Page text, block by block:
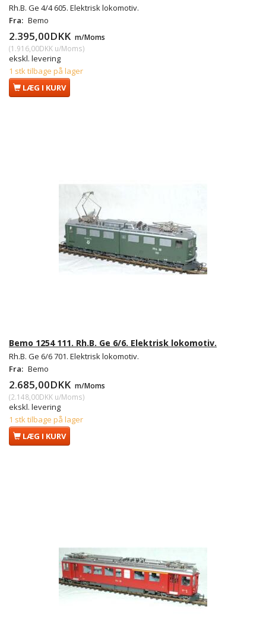
Rh.B. Ge 4/4 605. Elektrisk lokomotiv.
Fra: Bemo
2.395,00DKK m/Moms
(1.916,00DKK u/Moms)
ekskl. levering
1 stk tilbage på lager
LÆG I KURV
Bemo 1254 111. Rh.B. Ge 6/6. Elektrisk lokomotiv.
Rh.B. Ge 6/6 701. Elektrisk lokomotiv.
Fra: Bemo
2.685,00DKK m/Moms
(2.148,00DKK u/Moms)
ekskl. levering
1 stk tilbage på lager
LÆG I KURV